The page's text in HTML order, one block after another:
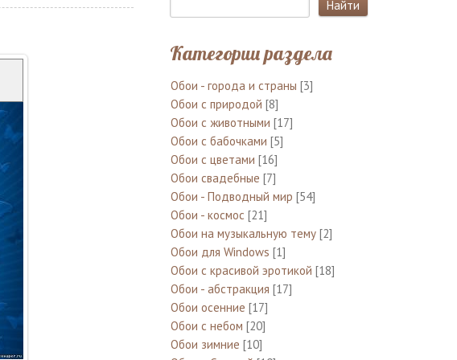
Категории раздела
Обои - города и страны [3]
Обои с природой [8]
Обои с животными [17]
Обои с бабочками [5]
Обои с цветами [16]
Обои свадебные [7]
Обои - Подводный мир [54]
Обои - космос [21]
Обои на музыкальную тему [2]
Обои для Windows [1]
Обои с красивой эротикой [18]
Обои - абстракция [17]
Обои осенние [17]
Обои с небом [20]
Обои зимние [10]